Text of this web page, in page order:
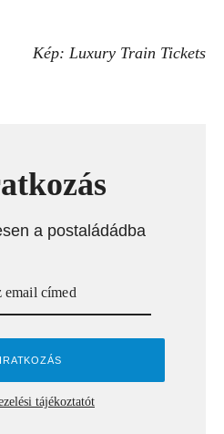
Kép: Luxury Train Tickets
a postaládádba
tájékoztatót